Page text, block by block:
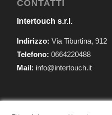
CONTATTI
Intertouch s.r.l.
Indirizzo: Via Tiburtina, 912
Telefono: 0664220488
Mail: info@intertouch.it